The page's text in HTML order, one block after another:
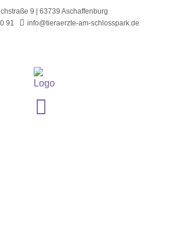
9 | 63739 Aschaffenburg
91
info@tieraerzte-am-schlosspark.de